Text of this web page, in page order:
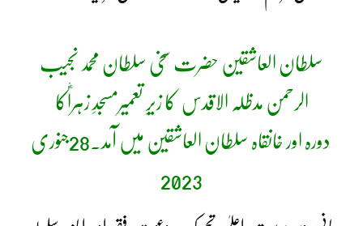
سلطان العاشقین حضرت سخی سلطان محمد نجیب
الرحمن مدظلہ الاقدس کا زیرِ تعمیرمسجدِ زہراؓکا
دورہ اور خانقاہ سلطان العاشقین میں آمد۔28جنوری
2023